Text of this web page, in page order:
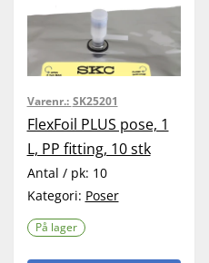
Varenr.: SK25201
FlexFoil PLUS pose, 1
L, PP fitting, 10 stk
Antal / pk: 10
Kategori: Poser
På lager